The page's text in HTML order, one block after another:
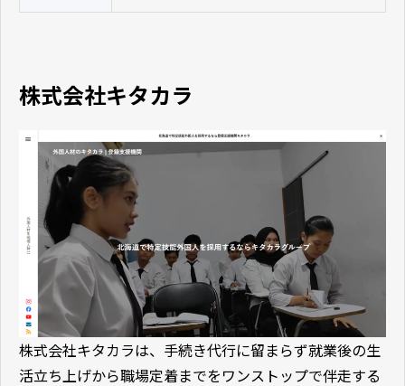
株式会社キタカラ
株式会社キタカラは、手続き代行に留まらず就業後の生
活立ち上げから職場定着までをワンストップで伴走する